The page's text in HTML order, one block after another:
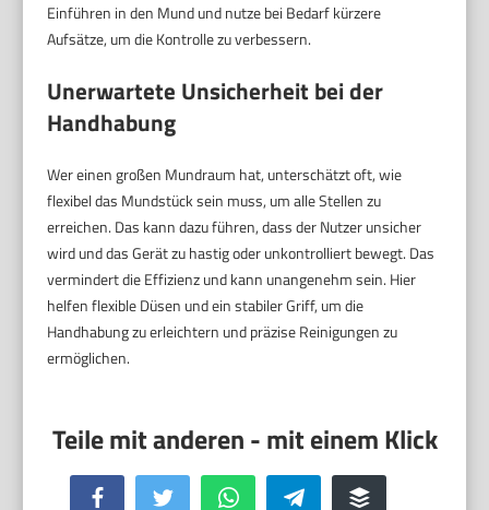
Einführen in den Mund und nutze bei Bedarf kürzere
Aufsätze, um die Kontrolle zu verbessern.
Unerwartete Unsicherheit bei der
Handhabung
Wer einen großen Mundraum hat, unterschätzt oft, wie
flexibel das Mundstück sein muss, um alle Stellen zu
erreichen. Das kann dazu führen, dass der Nutzer unsicher
wird und das Gerät zu hastig oder unkontrolliert bewegt. Das
vermindert die Effizienz und kann unangenehm sein. Hier
helfen flexible Düsen und ein stabiler Griff, um die
Handhabung zu erleichtern und präzise Reinigungen zu
ermöglichen.
Facebook Twitter WhatsApp Telegram Buffer